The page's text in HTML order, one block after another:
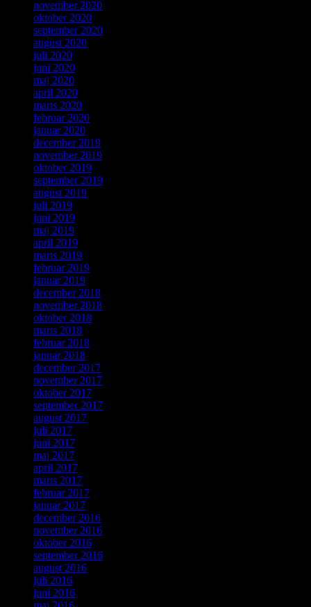
november 2020
oktober 2020
september 2020
august 2020
juli 2020
juni 2020
maj 2020
april 2020
marts 2020
februar 2020
januar 2020
december 2019
november 2019
oktober 2019
september 2019
august 2019
juli 2019
juni 2019
maj 2019
april 2019
marts 2019
februar 2019
januar 2019
december 2018
november 2018
oktober 2018
marts 2018
februar 2018
januar 2018
december 2017
november 2017
oktober 2017
september 2017
august 2017
juli 2017
juni 2017
maj 2017
april 2017
marts 2017
februar 2017
januar 2017
december 2016
november 2016
oktober 2016
september 2016
august 2016
juli 2016
juni 2016